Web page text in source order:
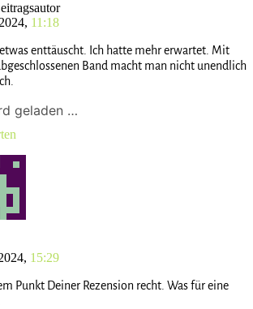
11:18
etwas enttäuscht. Ich hatte mehr erwartet. Mit
Band macht man nicht unendlich
geladen …
15:29
Punkt Deiner Rezension recht. Was für eine